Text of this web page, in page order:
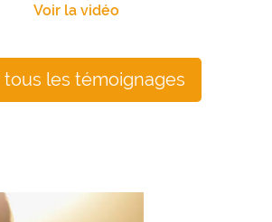
Voir la vidéo
tous les témoignages